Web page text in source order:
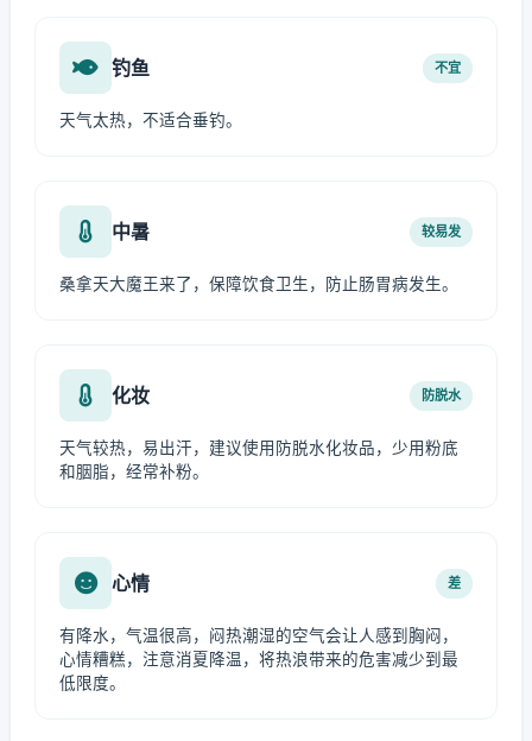
钓鱼 不宜
天气太热，不适合垂钓。
中暑 较易发
桑拿天大魔王来了，保障饮食卫生，防止肠胃病发生。
化妆 防脱水
天气较热，易出汗，建议使用防脱水化妆品，少用粉底
和胭脂，经常补粉。
心情 差
有降水，气温很高，闷热潮湿的空气会让人感到胸闷，
心情糟糕，注意消夏降温，将热浪带来的危害减少到最
低限度。